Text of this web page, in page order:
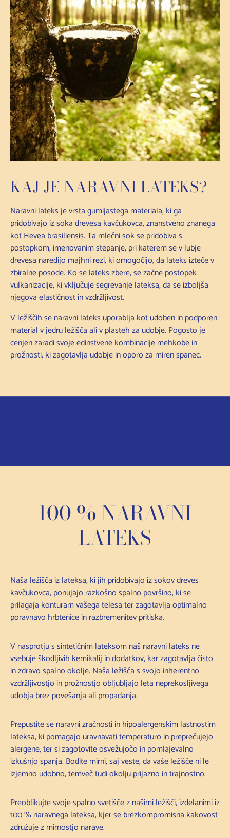
KAJ JE NARAVNI LATEKS?
Naravni lateks je vrsta gumijastega materiala, ki ga
pridobivajo iz soka drevesa kavčukovca, znanstveno znanega
kot Hevea brasiliensis. Ta mlečni sok se pridobiva s
postopkom, imenovanim stepanje, pri katerem se v lubje
drevesa naredijo majhni rezi, ki omogočijo, da lateks izteče v
zbiralne posode. Ko se lateks zbere, se začne postopek
vulkanizacije, ki vključuje segrevanje lateksa, da se izboljša
njegova elastičnost in vzdržljivost.
V ležiščih se naravni lateks uporablja kot udoben in podporen
material v jedru ležišča ali v plasteh za udobje. Pogosto je
cenjen zaradi svoje edinstvene kombinacije mehkobe in
prožnosti, ki zagotavlja udobje in oporo za miren spanec.
100 % NARAVNI
LATEKS
Naša ležišča iz lateksa, ki jih pridobivajo iz sokov dreves
kavčukovca, ponujajo razkošno spalno površino, ki se
prilagaja konturam vašega telesa ter zagotavlja optimalno
poravnavo hrbtenice in razbremenitev pritiska.
V nasprotju s sintetičnim lateksom naš naravni lateks ne
vsebuje škodljivih kemikalij in dodatkov, kar zagotavlja čisto
in zdravo spalno okolje. Naša ležišča s svojo inherentno
vzdržljivostjo in prožnostjo obljubljajo leta neprekosljivega
udobja brez povešanja ali propadanja.
Prepustite se naravni zračnosti in hipoalergenskim lastnostim
lateksa, ki pomagajo uravnavati temperaturo in preprečujejo
alergene, ter si zagotovite osvežujočo in pomlajevalno
izkušnjo spanja. Bodite mirni, saj veste, da vaše ležišče ni le
izjemno udobno, temveč tudi okolju prijazno in trajnostno.
Preoblikujte svoje spalno svetišče z našimi ležišči, izdelanimi iz
100 % naravnega lateksa, kjer se brezkompromisna kakovost
združuje z mirnostjo narave.